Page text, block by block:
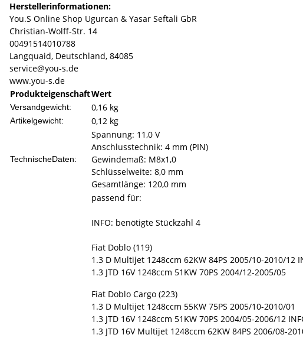
Herstellerinformationen:
You.S Online Shop Ugurcan & Yasar Seftali GbR
Christian-Wolff-Str. 14
00491514010788
Langquaid, Deutschland, 84085
service@you-s.de
www.you-s.de
ProdukteigenschaftWert
Versandgewicht: 0,16 kg
Artikelgewicht: 0,12 kg
TechnischeDaten:
Spannung: 11,0 V
Anschlusstechnik: 4 mm (PIN)
Gewindemaß: M8x1,0
Schlüsselweite: 8,0 mm
Gesamtlänge: 120,0 mm
passend für:
INFO: benötigte Stückzahl 4
Fiat Doblo (119)
1.3 D Multijet 1248ccm 62KW 84PS 2005/10-2010/12
1.3 JTD 16V 1248ccm 51KW 70PS 2004/12-2005/05
Fiat Doblo Cargo (223)
1.3 D Multijet 1248ccm 55KW 75PS 2005/10-2010/01
1.3 JTD 16V 1248ccm 51KW 70PS 2004/05-2006/12
1.3 JTD 16V Multijet 1248ccm 62KW 84PS 2006/08-